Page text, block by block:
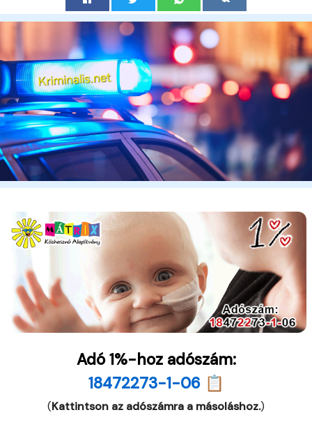
Adó 1%-hoz adószám:
18472273-1-06 📋
(Kattintson az adószámra a másoláshoz.)